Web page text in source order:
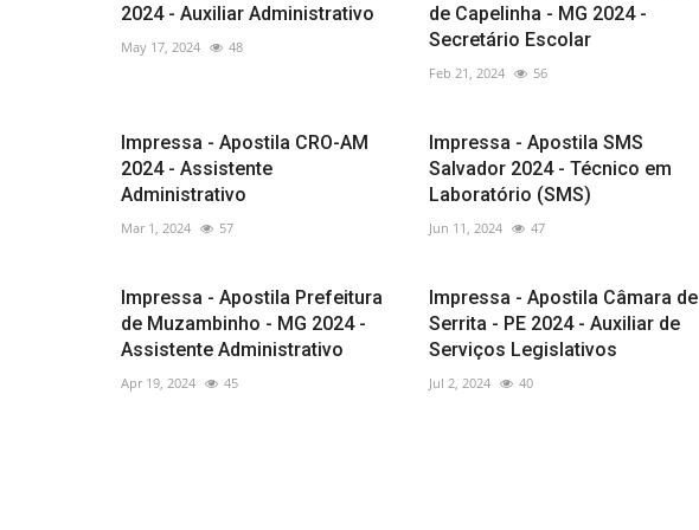
2024 - Auxiliar Administrativo
May 17, 2024 48
de Capelinha - MG 2024 -
Secretário Escolar
Feb 21, 2024 56
Impressa - Apostila CRO-AM
2024 - Assistente
Administrativo
Mar 1, 2024 57
Impressa - Apostila SMS
Salvador 2024 - Técnico em
Laboratório (SMS)
Jun 11, 2024 47
Impressa - Apostila Prefeitura
de Muzambinho - MG 2024 -
Assistente Administrativo
Apr 19, 2024 45
Impressa - Apostila Câmara de
Serrita - PE 2024 - Auxiliar de
Serviços Legislativos
Jul 2, 2024 40